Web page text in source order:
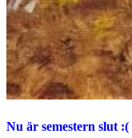
Nu är semestern slut :(